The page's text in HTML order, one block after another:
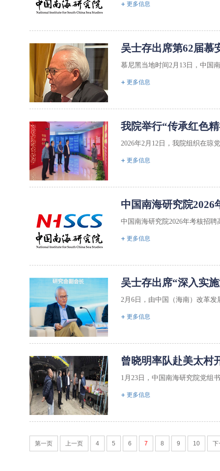
更多信息
吴士存出席第62届
慕尼黑当地时间2月13日，中国
更多信息
我院举行“传承红色
2026年2月12日，我院组织在琼
更多信息
中国南海研究院2026
中国南海研究院2026年考核招
更多信息
吴士存出席“深入实
2月6日，由中国（海南）改革
更多信息
曾晓明率队赴美太村
1月23日，中国南海研究院党组
更多信息
第一页 上一页 4 5 6 7 8 9 10 下